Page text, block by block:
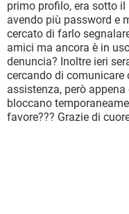
primo profilo, era sotto
avendo più password e
cercato di farlo
amici ma ancora è in
denuncia? Inoltre ieri
cercando di
assistenza, però
bloccano
favore??? Grazie di